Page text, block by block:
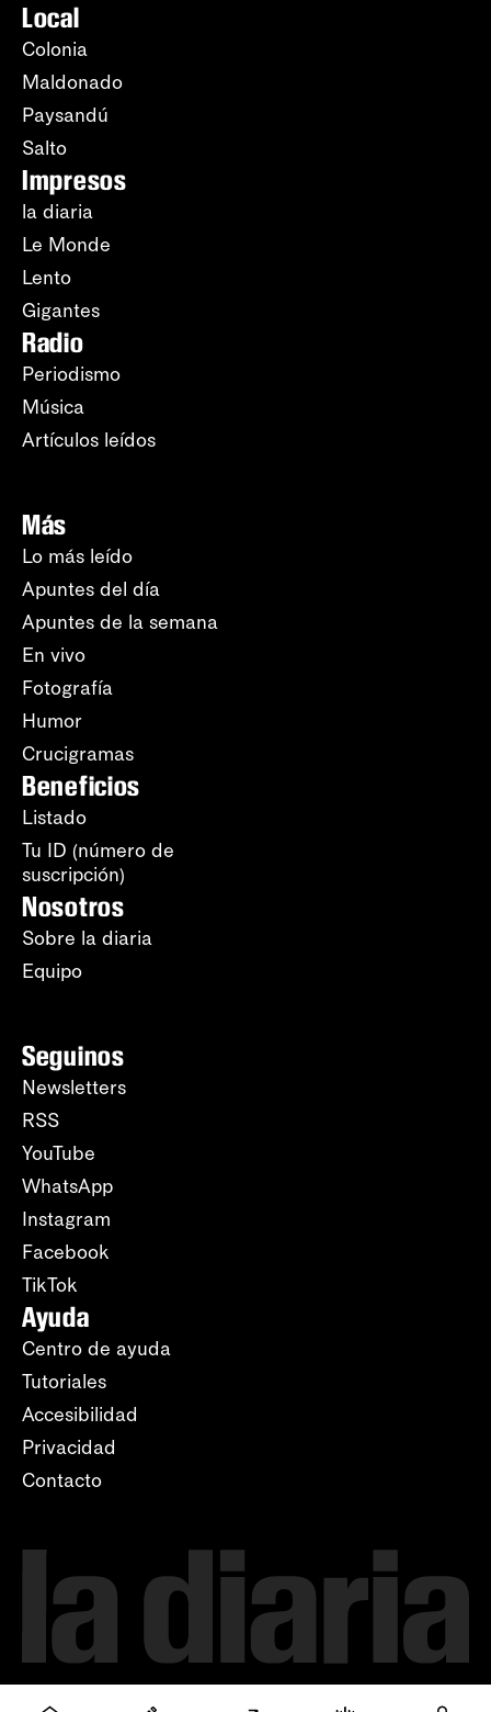
Local
Colonia
Maldonado
Paysandú
Salto
Impresos
la diaria
Le Monde
Lento
Gigantes
Radio
Periodismo
Música
Artículos leídos
Más
Lo más leído
Apuntes del día
Apuntes de la semana
En vivo
Fotografía
Humor
Crucigramas
Beneficios
Listado
Tu ID (número de
suscripción)
Nosotros
Sobre la diaria
Equipo
Seguinos
Newsletters
RSS
YouTube
WhatsApp
Instagram
Facebook
TikTok
Ayuda
Centro de ayuda
Tutoriales
Accesibilidad
Privacidad
Contacto